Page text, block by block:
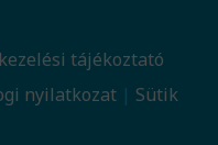
tájékoztató
nyilatkozat Sütik